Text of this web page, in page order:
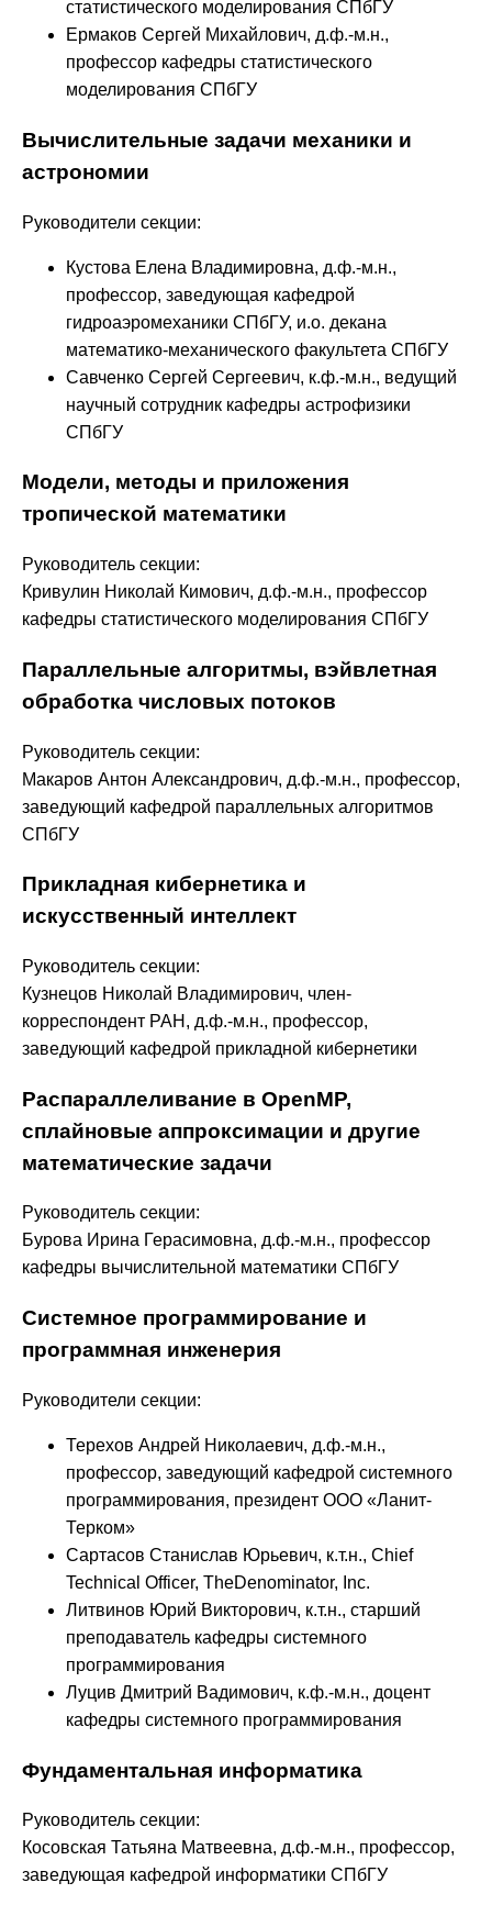
статистического моделирования СПбГУ
Ермаков Сергей Михайлович, д.ф.-м.н.,
профессор кафедры статистического
моделирования СПбГУ
Вычислительные задачи механики и
астрономии
Руководители секции:
Кустова Елена Владимировна, д.ф.-м.н.,
профессор, заведующая кафедрой
гидроаэромеханики СПбГУ, и.о. декана
математико-механического факультета СПбГУ
Савченко Сергей Сергеевич, к.ф.-м.н., ведущий
научный сотрудник кафедры астрофизики
СПбГУ
Модели, методы и приложения
тропической математики
Руководитель секции:
Кривулин Николай Кимович, д.ф.-м.н., профессор
кафедры статистического моделирования СПбГУ
Параллельные алгоритмы, вэйвлетная
обработка числовых потоков
Руководитель секции:
Макаров Антон Александрович, д.ф.-м.н., профессор,
заведующий кафедрой параллельных алгоритмов
СПбГУ
Прикладная кибернетика и
искусственный интеллект
Руководитель секции:
Кузнецов Николай Владимирович, член-
корреспондент РАН, д.ф.-м.н., профессор,
заведующий кафедрой прикладной кибернетики
Распараллеливание в OpenMP,
сплайновые аппроксимации и другие
математические задачи
Руководитель секции:
Бурова Ирина Герасимовна, д.ф.-м.н., профессор
кафедры вычислительной математики СПбГУ
Системное программирование и
программная инженерия
Руководители секции:
Терехов Андрей Николаевич, д.ф.-м.н.,
профессор, заведующий кафедрой системного
программирования, президент ООО «Ланит-
Терком»
Сартасов Станислав Юрьевич, к.т.н., Chief
Technical Officer, TheDenominator, Inc.
Литвинов Юрий Викторович, к.т.н., старший
преподаватель кафедры системного
программирования
Луцив Дмитрий Вадимович, к.ф.-м.н., доцент
кафедры системного программирования
Фундаментальная информатика
Руководитель секции:
Косовская Татьяна Матвеевна, д.ф.-м.н., профессор,
заведующая кафедрой информатики СПбГУ